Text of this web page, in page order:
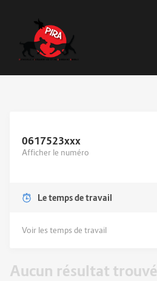
0617523xxx
Afficher le numéro
Le temps de travail
Voir les temps de travail
Aucun résultat trouvé